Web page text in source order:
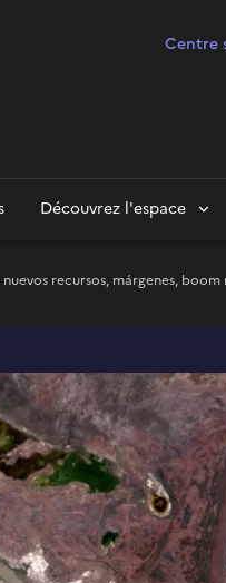
Centre
Découvrez l'espace
nuevos recursos, márgenes,